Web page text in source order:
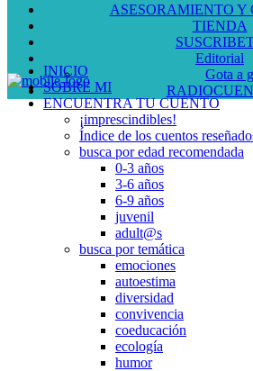
ASESORAMIENTO Y
TIENDA
Editorial
Gota a
INICIO
SOBRE MI
ENCUENTRA TU CUENTO
¡imprescindibles!
Índice de los cuentos
busca por edad recomendada
0-3 años
3-6 años
6-9 años
juvenil
adult@s
busca por temática
emociones
autoestima
diversidad
convivencia
coeducación
ecología
humor